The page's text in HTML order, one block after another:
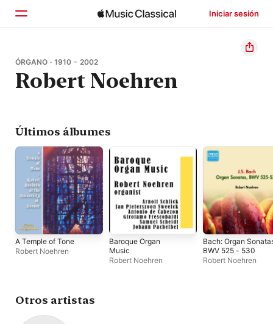
Iniciar sesión
Inicio
Explorar
ÓRGANO · 1910 - 2002
Robert Noehren
Últimos álbumes
A Temple of Tone
Robert Noehren
Baroque Organ
Music
Robert Noehren
Bach: Organ
BWV 525 - 530
Robert Noehren
Otros artistas